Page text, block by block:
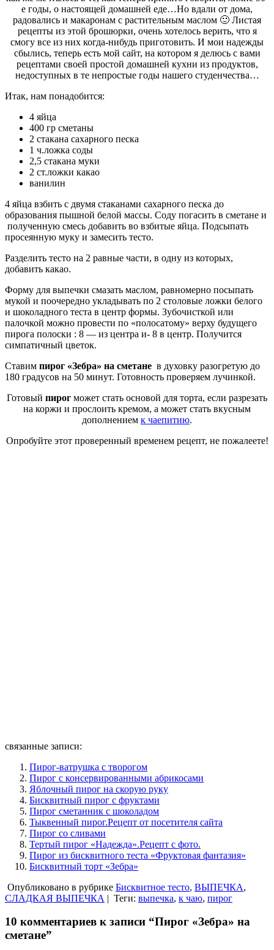
е годы, о настоящей домашней еде…Но вдали от дома,
радовались и макаронам с растительным маслом 🙂 Листая
рецепты из этой брошюрки, очень хотелось верить, что я
смогу все из них когда-нибудь приготовить. И мои надежды
сбылись, теперь есть мой сайт, на котором я делюсь с вами
рецептами своей простой домашней кухни из продуктов,
недоступных в те непростые годы нашего студенчества…
Итак, нам понадобится:
4 яйца
400 гр сметаны
2 стакана сахарного песка
1 ч.ложка соды
2,5 стакана муки
2 ст.ложки какао
ванилин
4 яйца взбить с двумя стаканами сахарного песка до
образования пышной белой массы. Соду погасить в сметане и
полученную смесь добавить во взбитые яйца. Подсыпать
просеянную муку и замесить тесто.
Разделить тесто на 2 равные части, в одну из которых,
добавить какао.
Форму для выпечки смазать маслом, равномерно посыпать
мукой и поочередно укладывать по 2 столовые ложки белого
и шоколадного теста в центр формы. Зубочисткой или
палочкой можно провести по «полосатому» верху будущего
пирога полоски : 8 — из центра и- 8 в центр. Получится
симпатичный цветок.
Ставим пирог «Зебра» на сметане в духовку разогретую до
180 градусов на 50 минут. Готовность проверяем лучинкой.
Готовый пирог может стать основой для торта, если разрезать
на коржи и прослоить кремом, а может стать вкусным
дополнением к чаепитию.
Опробуйте этот проверенный временем рецепт, не пожалеете!
связанные записи:
Пирог-ватрушка с творогом
Пирог с консервированными абрикосами
Яблочный пирог на скорую руку
Бисквитный пирог с фруктами
Пирог сметанник с шоколадом
Тыквенный пирог.Рецепт от посетителя сайта
Пирог со сливами
Тертый пирог «Надежда».Рецепт с фото.
Пирог из бисквитного теста «Фруктовая фантазия»
Бисквитный торт «Зебра»
Опубликовано в рубрике Бисквитное тесто, ВЫПЕЧКА,
СЛАДКАЯ ВЫПЕЧКА | Теги: выпечка, к чаю, пирог
10 комментариев к записи “Пирог «Зебра» на
сметане”